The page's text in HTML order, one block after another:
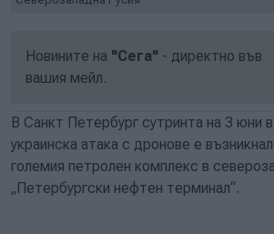
Новините на "Сега" - директно във
вашия мейл.
В Санкт Петербург сутринта на 3 юни
украинска атака с дронове е
големия петролен комплекс в
„Петербургски нефтен терминал“.